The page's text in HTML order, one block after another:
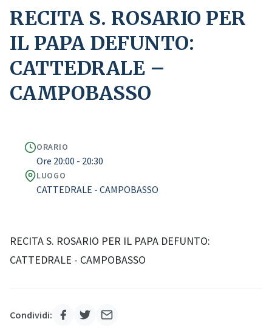
RECITA S. ROSARIO PER
IL PAPA DEFUNTO:
CATTEDRALE –
CAMPOBASSO
ORARIO
Ore 20:00 - 20:30
LUOGO
CATTEDRALE - CAMPOBASSO
RECITA S. ROSARIO PER IL PAPA DEFUNTO:
CATTEDRALE - CAMPOBASSO
Condividi: